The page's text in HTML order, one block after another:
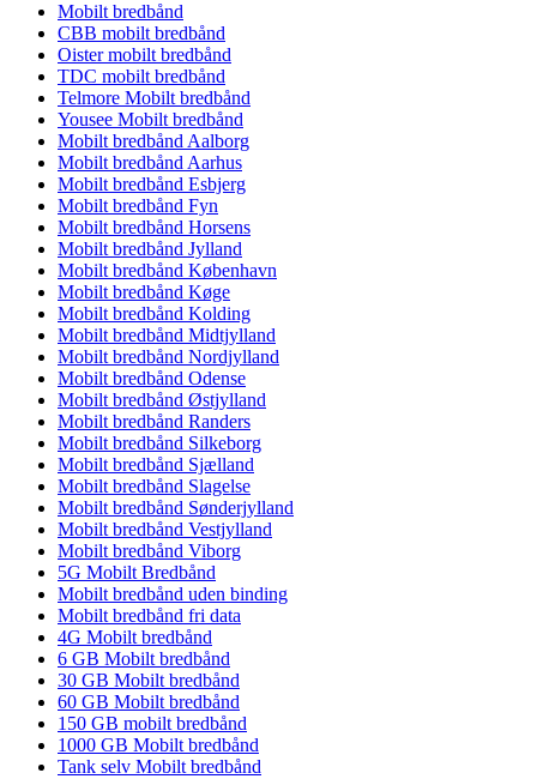
Mobilt bredbånd
CBB mobilt bredbånd
Oister mobilt bredbånd
TDC mobilt bredbånd
Telmore Mobilt bredbånd
Yousee Mobilt bredbånd
Mobilt bredbånd Aalborg
Mobilt bredbånd Aarhus
Mobilt bredbånd Esbjerg
Mobilt bredbånd Fyn
Mobilt bredbånd Horsens
Mobilt bredbånd Jylland
Mobilt bredbånd København
Mobilt bredbånd Køge
Mobilt bredbånd Kolding
Mobilt bredbånd Midtjylland
Mobilt bredbånd Nordjylland
Mobilt bredbånd Odense
Mobilt bredbånd Østjylland
Mobilt bredbånd Randers
Mobilt bredbånd Silkeborg
Mobilt bredbånd Sjælland
Mobilt bredbånd Slagelse
Mobilt bredbånd Sønderjylland
Mobilt bredbånd Vestjylland
Mobilt bredbånd Viborg
5G Mobilt Bredbånd
Mobilt bredbånd uden binding
Mobilt bredbånd fri data
4G Mobilt bredbånd
6 GB Mobilt bredbånd
30 GB Mobilt bredbånd
60 GB Mobilt bredbånd
150 GB mobilt bredbånd
1000 GB Mobilt bredbånd
Tank selv Mobilt bredbånd